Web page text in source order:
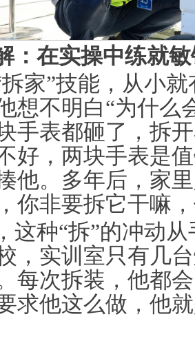
：在实操中练就
家”技能，从小
想不明白“为什么
手表都砸了，拆
好，两块手表是
他。多年后，家
你非要拆它干嘛
这种“拆”的冲动
，实训室只有几
每次拆装，他都
求他这么做，他